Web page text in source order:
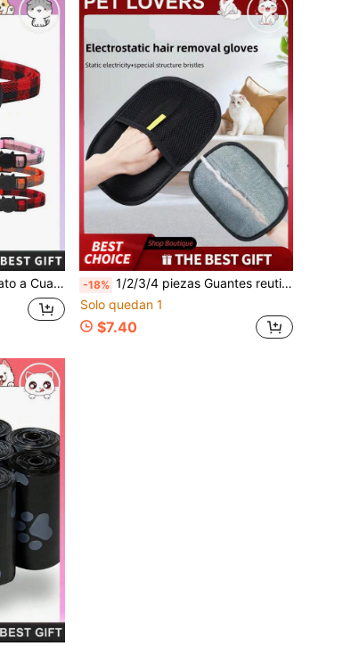
Mascota con Campana, Collar de Gato Perro con Hebilla de Tela -18% 1/2/3/4 piezas Guantes reutilizables para eliminar pelo de mascotas, Guantes portátiles para eliminar pelo de perros y gatos, Adecuados para ropa, alfombras, asientos de coche, sofás, camas de mascotas, muebles, tapetes
Solo quedan 1
$7.40